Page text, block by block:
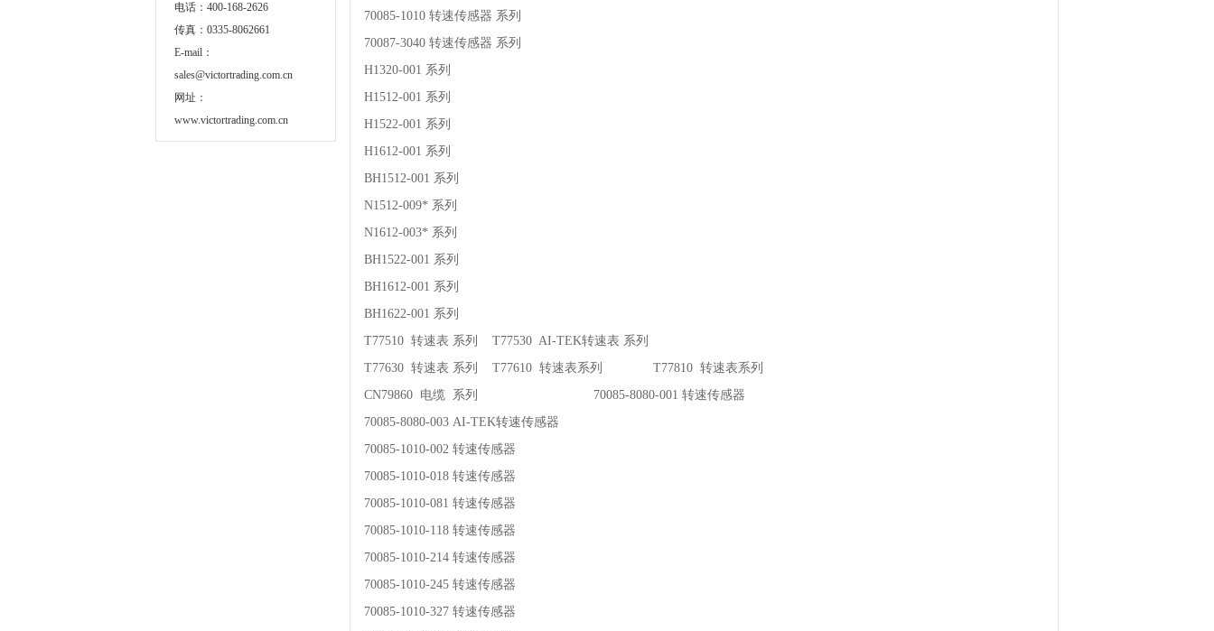
电话：400-168-2626
传真：0335-8062661
E-mail：
sales@victortrading.com.cn
网址：
www.victortrading.com.cn
70085-1010 转速传感器 系列
70087-3040 转速传感器 系列
H1320-001 系列
H1512-001 系列
H1522-001 系列
H1612-001 系列
BH1512-001 系列
N1512-009* 系列
N1612-003* 系列
BH1522-001 系列
BH1612-001 系列
BH1622-001 系列
T77510 转速表 系列 T77530 AI-TEK转速表 系列
T77630 转速表 系列 T77610 转速表系列 T77810 转速表系列
CN79860 电缆 系列 70085-8080-001 转速传感器
70085-8080-003 AI-TEK转速传感器
70085-1010-002 转速传感器
70085-1010-018 转速传感器
70085-1010-081 转速传感器
70085-1010-118 转速传感器
70085-1010-214 转速传感器
70085-1010-245 转速传感器
70085-1010-327 转速传感器